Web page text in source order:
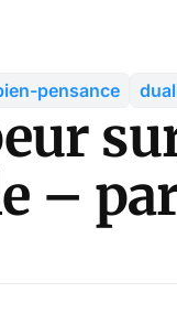
pensance
–